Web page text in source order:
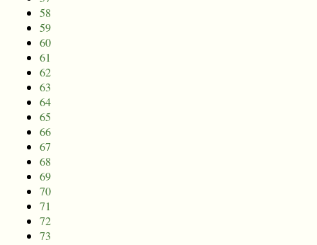
58
59
60
61
62
63
64
65
66
67
68
69
70
71
72
73